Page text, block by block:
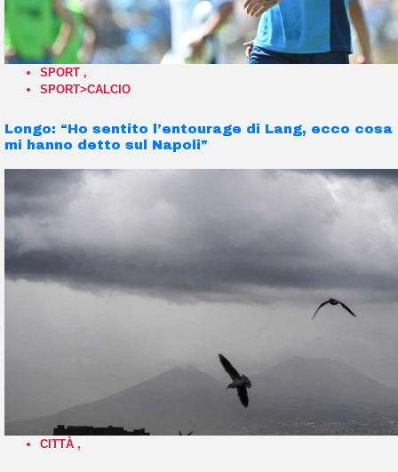
SPORT ,
SPORT>CALCIO
Longo: “Ho sentito l’entourage di Lang, ecco cosa
mi hanno detto sul Napoli”
CITTÀ ,